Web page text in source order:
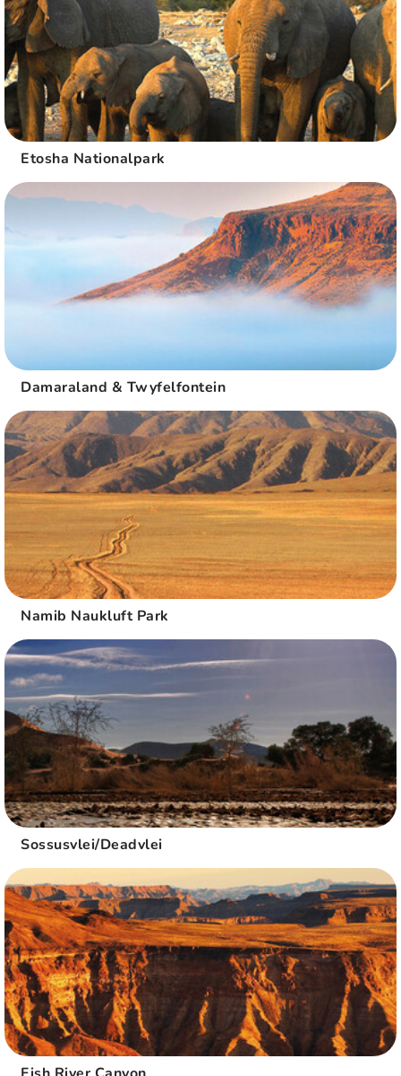
Etosha Nationalpark
Damaraland & Twyfelfontein
Namib Naukluft Park
Sossusvlei/Deadvlei